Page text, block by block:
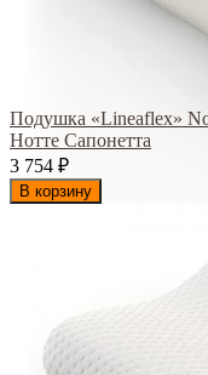
Подушка «Lineaflex»
Нотте Сапонетта
3 754 ₽
В корзину